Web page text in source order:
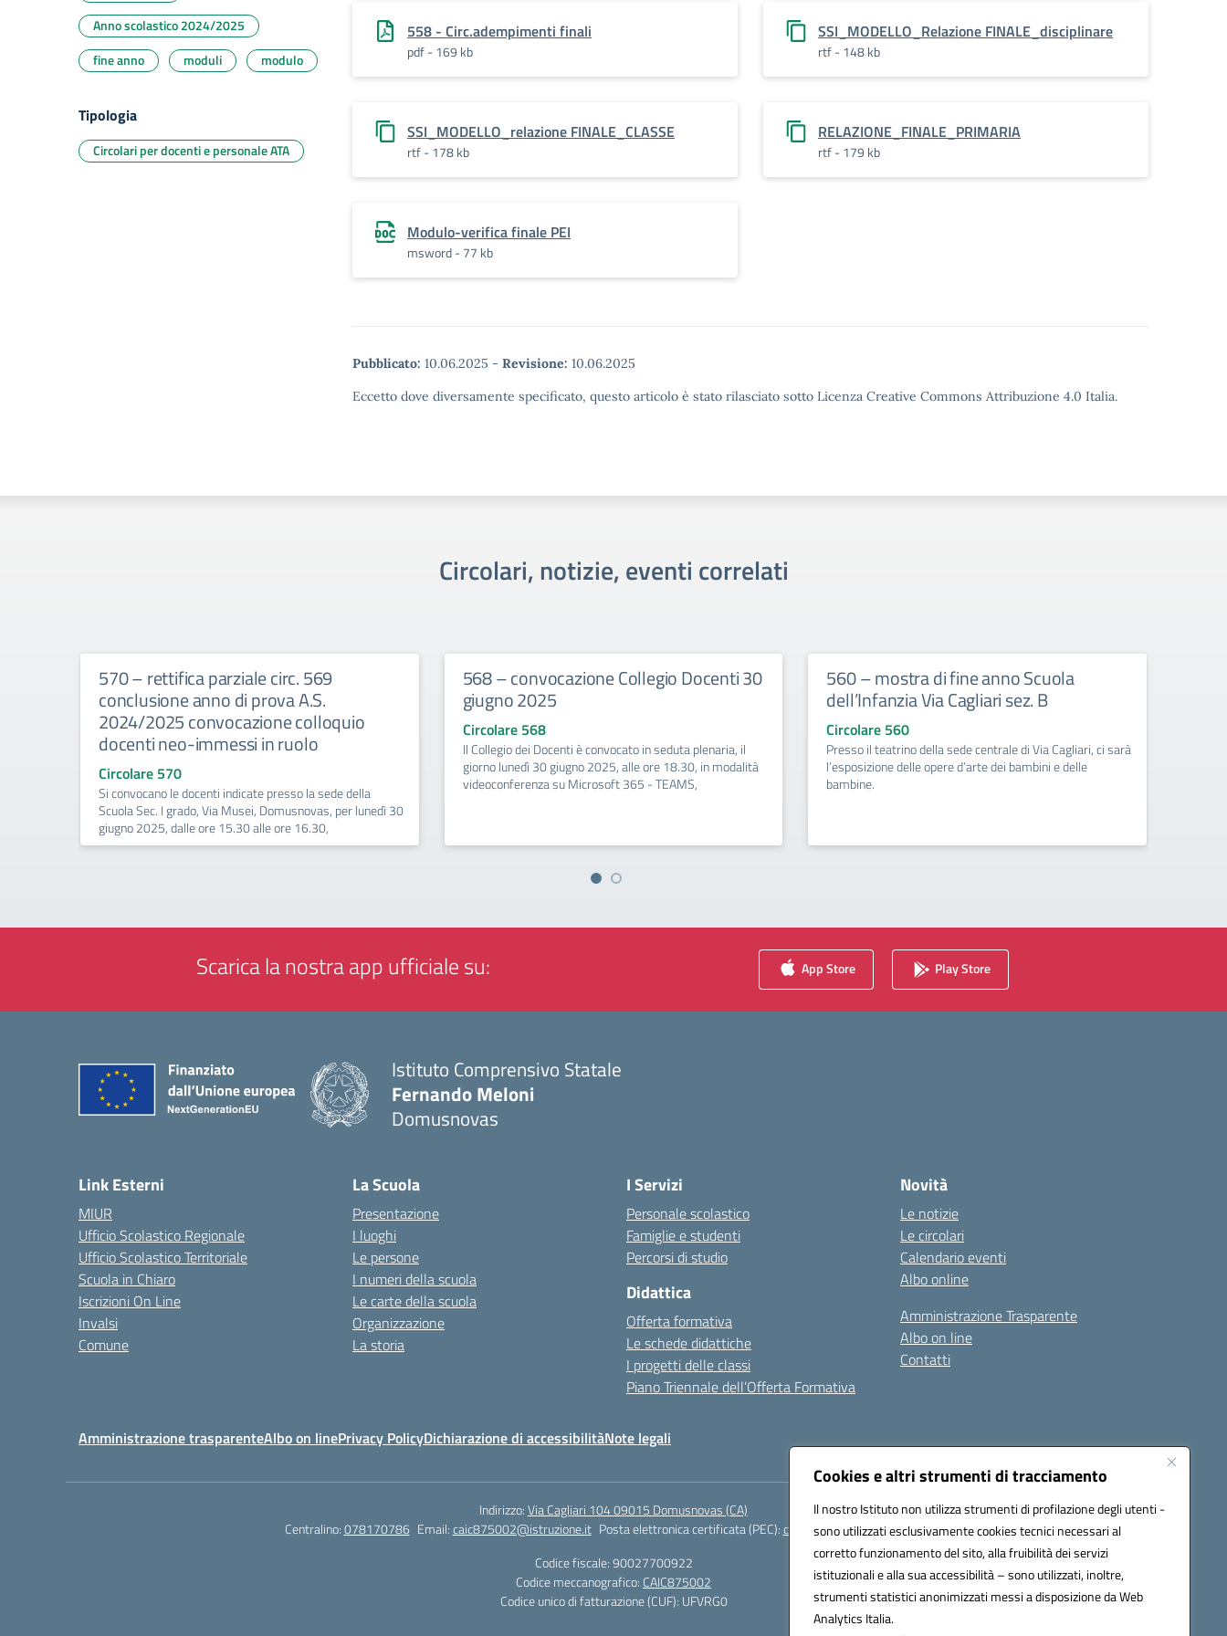
Cookies e altri strumenti di tracciamento
Il nostro Istituto non utilizza strumenti di profilazione degli utenti -
sono utilizzati esclusivamente cookies tecnici necessari al
corretto funzionamento del sito, alla fruibilità dei servizi
istituzionali e alla sua accessibilità – sono utilizzati, inoltre,
strumenti statistici anonimizzati messi a disposizione da Web
Analytics Italia.
558 - Circ.adempimenti finali
pdf - 169 kb
SSI_MODELLO_Relazione FINALE_disciplinare
rtf - 148 kb
SSI_MODELLO_relazione FINALE_CLASSE
rtf - 178 kb
RELAZIONE_FINALE_PRIMARIA
rtf - 179 kb
Modulo-verifica finale PEI
msword - 77 kb
Pubblicato: 10.06.2025 - Revisione: 10.06.2025
Eccetto dove diversamente specificato, questo articolo è stato rilasciato sotto Licenza Creative Commons Attribuzione 4.0 Italia.
Anno scolastico 2024/2025
fine anno
moduli modulo
Tipologia
Circolari per docenti e personale ATA
Circolari, notizie, eventi correlati
570 – rettifica parziale circ. 569
conclusione anno di prova A.S.
2024/2025 convocazione colloquio
docenti neo-immessi in ruolo
Circolare 570
Si convocano le docenti indicate presso la sede della
Scuola Sec. I grado, Via Musei, Domusnovas, per lunedì 30
giugno 2025, dalle ore 15.30 alle ore 16.30,
568 – convocazione Collegio Docenti 30
giugno 2025
Circolare 568
Il Collegio dei Docenti è convocato in seduta plenaria, il
giorno lunedì 30 giugno 2025, alle ore 18.30, in modalità
videoconferenza su Microsoft 365 - TEAMS,
560 – mostra di fine anno Scuola
dell’Infanzia Via Cagliari sez. B
Circolare 560
Presso il teatrino della sede centrale di Via Cagliari, ci sarà
l’esposizione delle opere d’arte dei bambini e delle
bambine.
Scarica la nostra app ufficiale su: App Store Play Store
Istituto Comprensivo Statale
Fernando Meloni
Domusnovas
Link Esterni
MIUR
Ufficio Scolastico Regionale
Ufficio Scolastico Territoriale
Scuola in Chiaro
Iscrizioni On Line
Invalsi
Comune
La Scuola
Presentazione
I luoghi
Le persone
I numeri della scuola
Le carte della scuola
Organizzazione
La storia
I Servizi
Personale scolastico
Famiglie e studenti
Percorsi di studio
Didattica
Offerta formativa
Le schede didattiche
I progetti delle classi
Piano Triennale dell’Offerta Formativa
Novità
Le notizie
Le circolari
Calendario eventi
Albo online
Amministrazione Trasparente
Albo on line
Contatti
Amministrazione trasparenteAlbo on linePrivacy PolicyDichiarazione di accessibilitàNote legali
Indirizzo:Via Cagliari 104 09015 Domusnovas (CA)
Centralino:078170786 Email:caic875002@istruzione.it Posta elettronica certificata (PEC):caic875002@pec.istruzione.it
Codice fiscale: 90027700922
Codice meccanografico: CAIC875002
Codice unico di fatturazione (CUF): UFVRG0